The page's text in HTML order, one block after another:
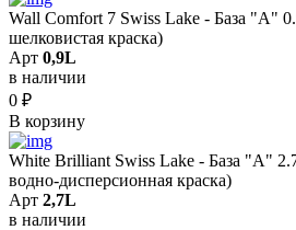
Wall Comfort 7 Swiss Lake - База "A"
шелковистая краска)
Арт 0,9L
в наличии
0 ₽
В корзину
White Brilliant Swiss Lake - База "A"
водно-дисперсионная краска)
Арт 2,7L
в наличии